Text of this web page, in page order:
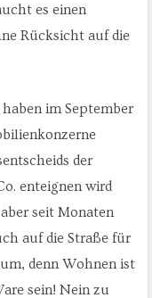
es einen
Rücksicht auf die
im September
der
enteignen wird
seit Monaten
auf die Straße für
denn Wohnen ist
sein! Nein zu